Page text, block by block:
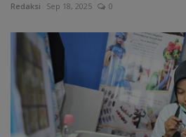
Redaksi Sep 18, 2025 0